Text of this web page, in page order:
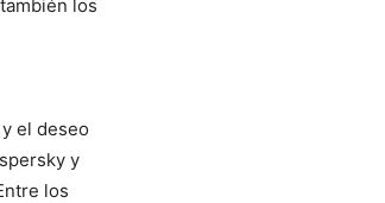
los
el deseo
y
los